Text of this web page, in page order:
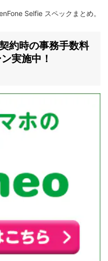
Selfie スペックまとめ。
約時の事務手数料
実施中！